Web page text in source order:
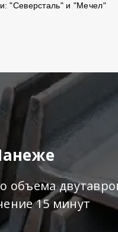
"Северсталь" и "Мечел"
объема
15 минут